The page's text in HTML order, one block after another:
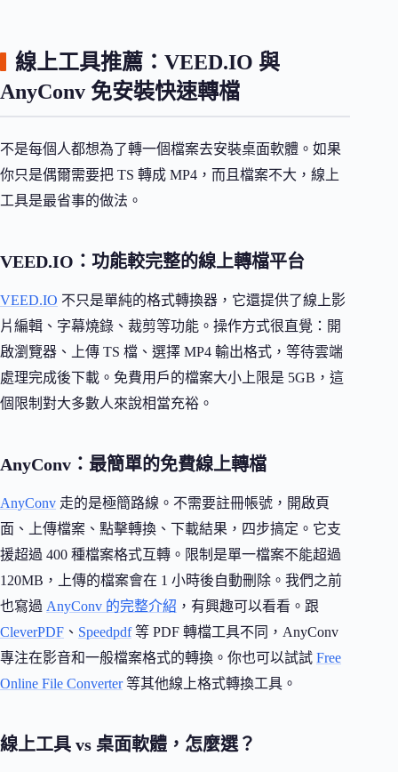
線上工具推薦：VEED.IO 與
AnyConv 免安裝快速轉檔
不是每個人都想為了轉一個檔案去安裝桌面軟體。如果
你只是偶爾需要把 TS 轉成 MP4，而且檔案不大，線上
工具是最省事的做法。
VEED.IO：功能較完整的線上轉檔平台
VEED.IO 不只是單純的格式轉換器，它還提供了線上影
片編輯、字幕燒錄、裁剪等功能。操作方式很直覺：開
啟瀏覽器、上傳 TS 檔、選擇 MP4 輸出格式，等待雲端
處理完成後下載。免費用戶的檔案大小上限是 5GB，這
個限制對大多數人來說相當充裕。
AnyConv：最簡單的免費線上轉檔
AnyConv 走的是極簡路線。不需要註冊帳號，開啟頁
面、上傳檔案、點擊轉換、下載結果，四步搞定。它支
援超過 400 種檔案格式互轉。限制是單一檔案不能超過
120MB，上傳的檔案會在 1 小時後自動刪除。我們之前
也寫過 AnyConv 的完整介紹 ，有興趣可以看看。跟
CleverPDF 、 Speedpdf等 PDF 轉檔工具不同，AnyConv
專注在影音和一般檔案格式的轉換。你也可以試試 Free
Online File Converter等其他線上格式轉換工具。
線上工具 vs 桌面軟體，怎麼選？